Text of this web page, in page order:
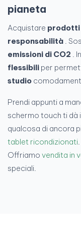
pianeta
Acquistare prodotti
responsabilità .
emissioni di CO2 .
flessibili per
studio
Prendi appunti a
schermo touch ti dà
qualcosa di ancora
tablet ricondizionati
Offriamo vendita in
speciali.